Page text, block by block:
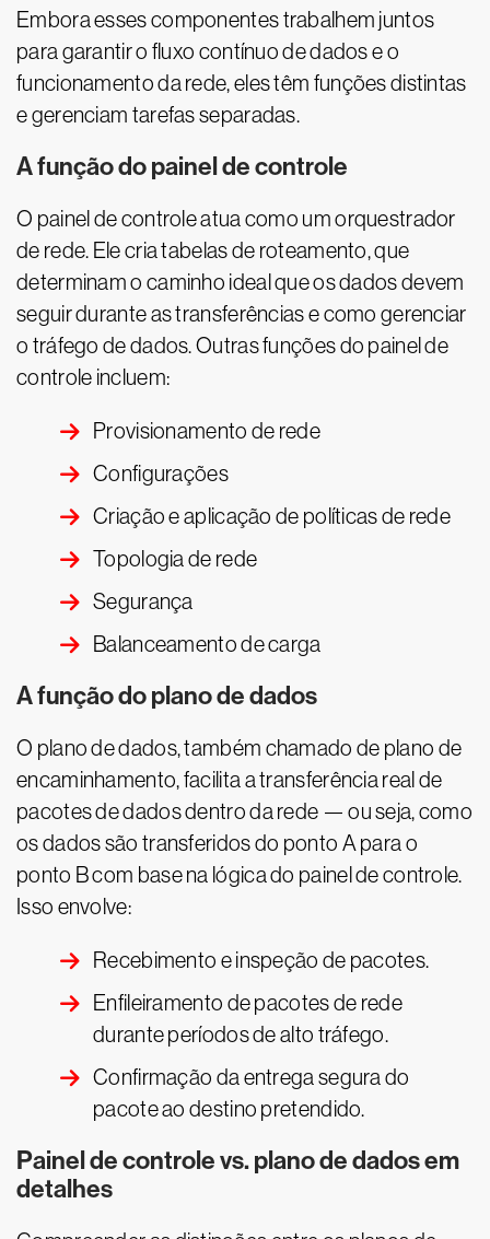
Embora esses componentes trabalhem juntos
para garantir o fluxo contínuo de dados e o
funcionamento da rede, eles têm funções distintas
e gerenciam tarefas separadas.
A função do painel de controle
O painel de controle atua como um orquestrador
de rede. Ele cria tabelas de roteamento, que
determinam o caminho ideal que os dados devem
seguir durante as transferências e como gerenciar
o tráfego de dados. Outras funções do painel de
controle incluem:
Provisionamento de rede
Configurações
Criação e aplicação de políticas de rede
Topologia de rede
Segurança
Balanceamento de carga
A função do plano de dados
O plano de dados, também chamado de plano de
encaminhamento, facilita a transferência real de
pacotes de dados dentro da rede — ou seja, como
os dados são transferidos do ponto A para o
ponto B com base na lógica do painel de controle.
Isso envolve:
Recebimento e inspeção de pacotes.
Enfileiramento de pacotes de rede
durante períodos de alto tráfego.
Confirmação da entrega segura do
pacote ao destino pretendido.
Painel de controle vs. plano de dados em
detalhes